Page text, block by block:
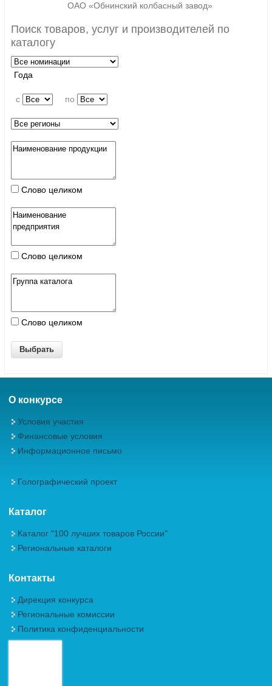
ОАО «Обнинский колбасный завод»
Поиск товаров, услуг и производителей по
каталогу
Года
c по
Слово целиком
Слово целиком
Слово целиком
О конкурсе
Условия участия
Финансовые условия
Информационное письмо
Голографический проект
Каталог
Каталог "100 лучших товаров России"
Региональные каталоги
Контакты
Дирекция конкурса
Региональные комиссии
Политика конфиденциальности